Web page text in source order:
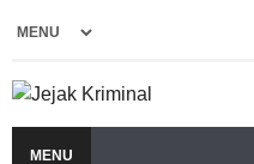
MENU